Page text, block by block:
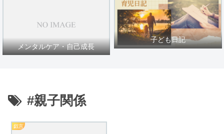
メンタルケア・自己成長
子ども日記
#親子関係
戯言